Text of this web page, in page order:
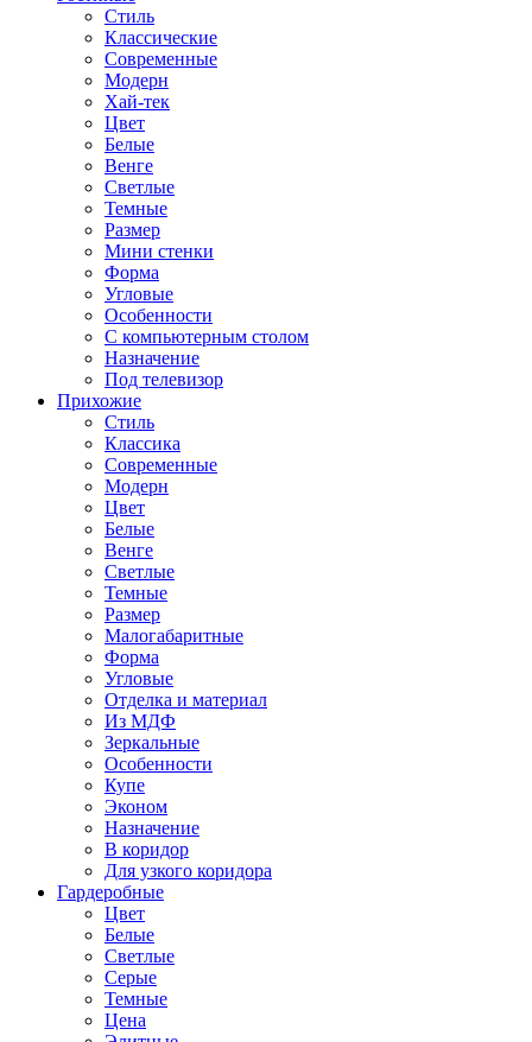
Стиль
Классические
Современные
Модерн
Хай-тек
Цвет
Белые
Венге
Светлые
Темные
Размер
Мини стенки
Форма
Угловые
Особенности
С компьютерным столом
Назначение
Под телевизор
Прихожие
Стиль
Классика
Современные
Модерн
Цвет
Белые
Венге
Светлые
Темные
Размер
Малогабаритные
Форма
Угловые
Отделка и материал
Из МДФ
Зеркальные
Особенности
Купе
Эконом
Назначение
В коридор
Для узкого коридора
Гардеробные
Цвет
Белые
Светлые
Серые
Темные
Цена